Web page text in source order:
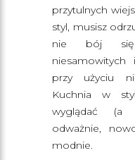
przytulnych
styl, musisz
nie bój się
niesamowitych
przy użyciu
Kuchnia w
wyglądać (a
odważnie,
modnie.